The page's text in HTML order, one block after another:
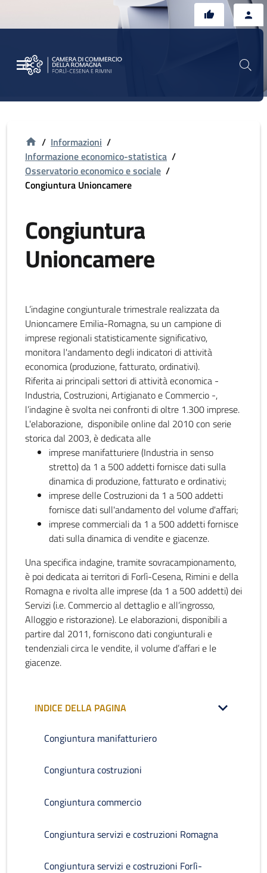
/ Informazioni /
Informazione economico-statistica /
Osservatorio economico e sociale /
Congiuntura Unioncamere
Congiuntura
Unioncamere
L’indagine congiunturale trimestrale realizzata da
Unioncamere Emilia-Romagna, su un campione di
imprese regionali statisticamente significativo,
monitora l'andamento degli indicatori di attività
economica (produzione, fatturato, ordinativi).
Riferita ai principali settori di attività economica -
Industria, Costruzioni, Artigianato e Commercio -,
l’indagine è svolta nei confronti di oltre 1.300 imprese.
L'elaborazione, disponibile online dal 2010 con serie
storica dal 2003, è dedicata alle
imprese manifatturiere (Industria in senso
stretto) da 1 a 500 addetti fornisce dati sulla
dinamica di produzione, fatturato e ordinativi;
imprese delle Costruzioni da 1 a 500 addetti
fornisce dati sull'andamento del volume d'affari;
imprese commerciali da 1 a 500 addetti fornisce
dati sulla dinamica di vendite e giacenze.
Una specifica indagine, tramite sovracampionamento,
è poi dedicata ai territori di Forlì-Cesena, Rimini e della
Romagna e rivolta alle imprese (da 1 a 500 addetti) dei
Servizi (i.e. Commercio al dettaglio e all’ingrosso,
Alloggio e ristorazione). Le elaborazioni, disponibili a
partire dal 2011, forniscono dati congiunturali e
tendenziali circa le vendite, il volume d’affari e le
giacenze.
INDICE DELLA PAGINA
Congiuntura manifatturiero
Congiuntura costruzioni
Congiuntura commercio
Congiuntura servizi e costruzioni Romagna
Congiuntura servizi e costruzioni Forlì-